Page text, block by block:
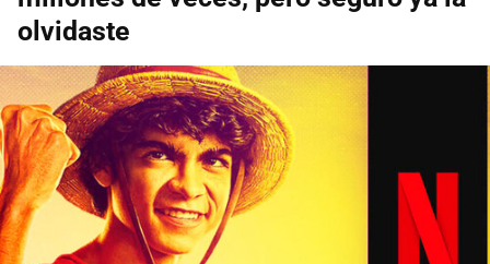
olvidaste